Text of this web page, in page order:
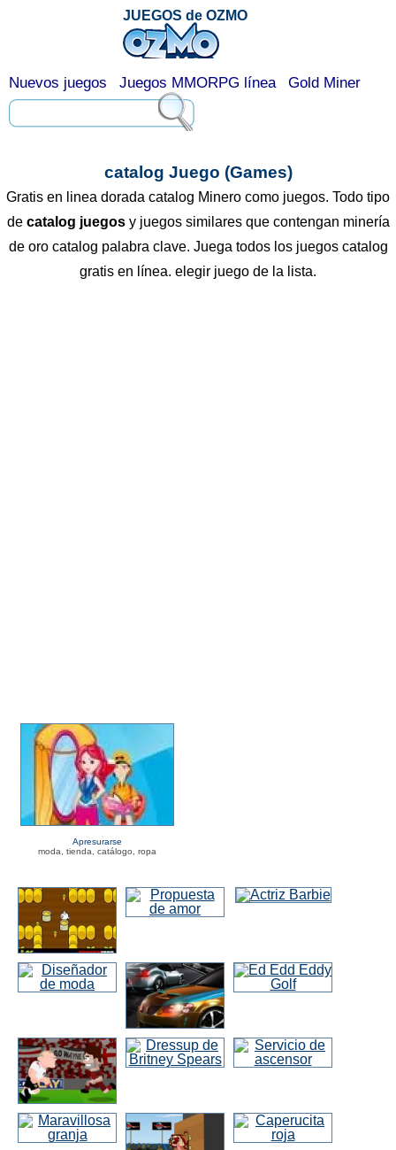
catalog Juego (Games)
Gratis en linea dorada catalog Minero como juegos. Todo tipo
de catalog juegosy juegos similares que contengan minería
de oro catalog palabra clave. Juega todos los juegos catalog
gratis en línea. elegir juego de la lista.
Apresurarse
moda, tienda, catálogo, ropa
JUEGOS de OZMO
Nuevos juegos Juegos MMORPG línea Gold Miner